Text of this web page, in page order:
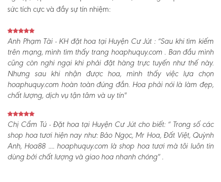
sức tích cực và đầy sự tín nhiệm:
Anh Phạm Tài - KH đặt hoa tại Huyện Cư Jút :“Sau khi tìm kiếm
trên mạng, mình tìm thấy trang hoaphuquy.com . Ban đầu mình
cũng còn nghi ngại khi phải đặt hàng trực tuyến như thế này.
Nhưng sau khi nhận được hoa, mình thấy việc lựa chọn
hoaphuquy.com hoàn toàn đúng đắn. Hoa phải nói là làm đẹp,
chất lượng, dịch vụ tận tâm và uy tín"
Chị Cẩm Tú - Đặt hoa tại Huyện Cư Jút cho biết:“ Trong số các
shop hoa tươi hiện nay như: Bảo Ngọc, Mr Hoa, Đất Việt, Quỳnh
Anh, Hoa88 .... hoaphuquy.com là shop hoa tươi mà tôi luôn tin
dùng bởi chất lượng và giao hoa nhanh chóng" .